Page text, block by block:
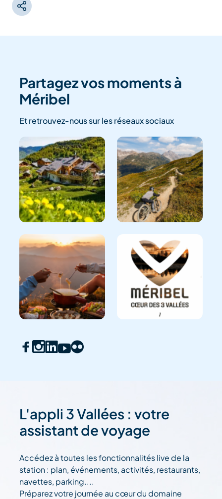
Partagez vos moments à
Méribel
Et retrouvez-nous sur les réseaux sociaux
L'appli 3 Vallées : votre
assistant de voyage
Accédez à toutes les fonctionnalités live de la
station : plan, événements, activités, restaurants,
navettes, parking....
Préparez votre journée au cœur du domaine